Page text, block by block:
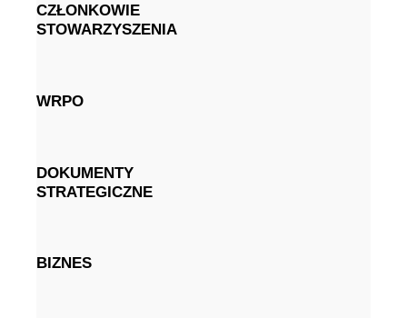
CZŁONKOWIE
STOWARZYSZENIA
WRPO
DOKUMENTY
STRATEGICZNE
BIZNES